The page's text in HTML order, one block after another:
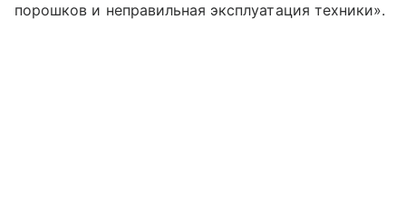
порошков и неправильная эксплуатация техники».